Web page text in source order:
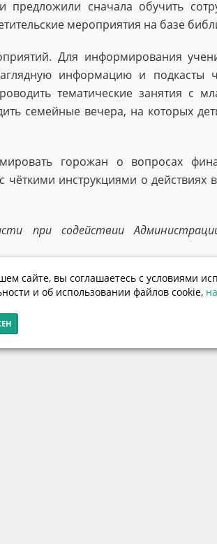
сначала обучить
мероприятия на базе
Для информирования
информацию и подкасты
тематические занятия с
семейные вечера, на которых
горожан о вопросах
инструкциями о действиях
при содействии
сайте, вы соглашаетесь с условиями
и об использовании файлов cookie,